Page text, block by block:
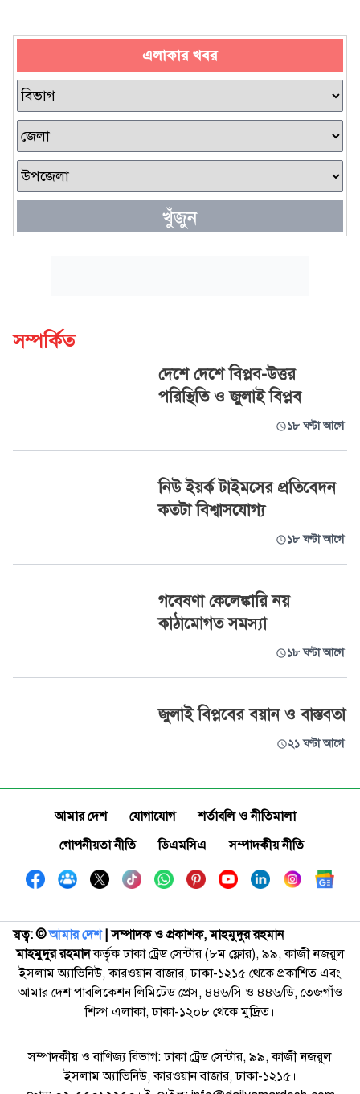
এলাকার খবর
খুঁজুন
সম্পর্কিত
দেশে দেশে বিপ্লব-উত্তর
পরিস্থিতি ও জুলাই বিপ্লব
১৮ ঘণ্টা আগে
নিউ ইয়র্ক টাইমসের প্রতিবেদন
কতটা বিশ্বাসযোগ্য
১৮ ঘণ্টা আগে
গবেষণা কেলেঙ্কারি নয়
কাঠামোগত সমস্যা
১৮ ঘণ্টা আগে
জুলাই বিপ্লবের বয়ান ও বাস্তবতা
২১ ঘণ্টা আগে
আমার দেশ যোগাযোগ
শর্তাবলি ও নীতিমালা
গোপনীয়তা নীতি
ডিএমসিএ সম্পাদকীয় নীতি
স্বত্ব: ©️আমার দেশ| সম্পাদক ও প্রকাশক, মাহমুদুর রহমান
মাহমুদুর রহমানকর্তৃক ঢাকা ট্রেড সেন্টার (৮ম ফ্লোর), ৯৯, কাজী নজরুল
ইসলাম অ্যাভিনিউ, কারওয়ান বাজার, ঢাকা-১২১৫ থেকে প্রকাশিত এবং
আমার দেশ পাবলিকেশন লিমিটেড প্রেস, ৪৪৬/সি ও ৪৪৬/ডি, তেজগাঁও
শিল্প এলাকা, ঢাকা-১২০৮ থেকে মুদ্রিত।
সম্পাদকীয় ও বাণিজ্য বিভাগ: ঢাকা ট্রেড সেন্টার, ৯৯, কাজী নজরুল
ইসলাম অ্যাভিনিউ, কারওয়ান বাজার, ঢাকা-১২১৫।